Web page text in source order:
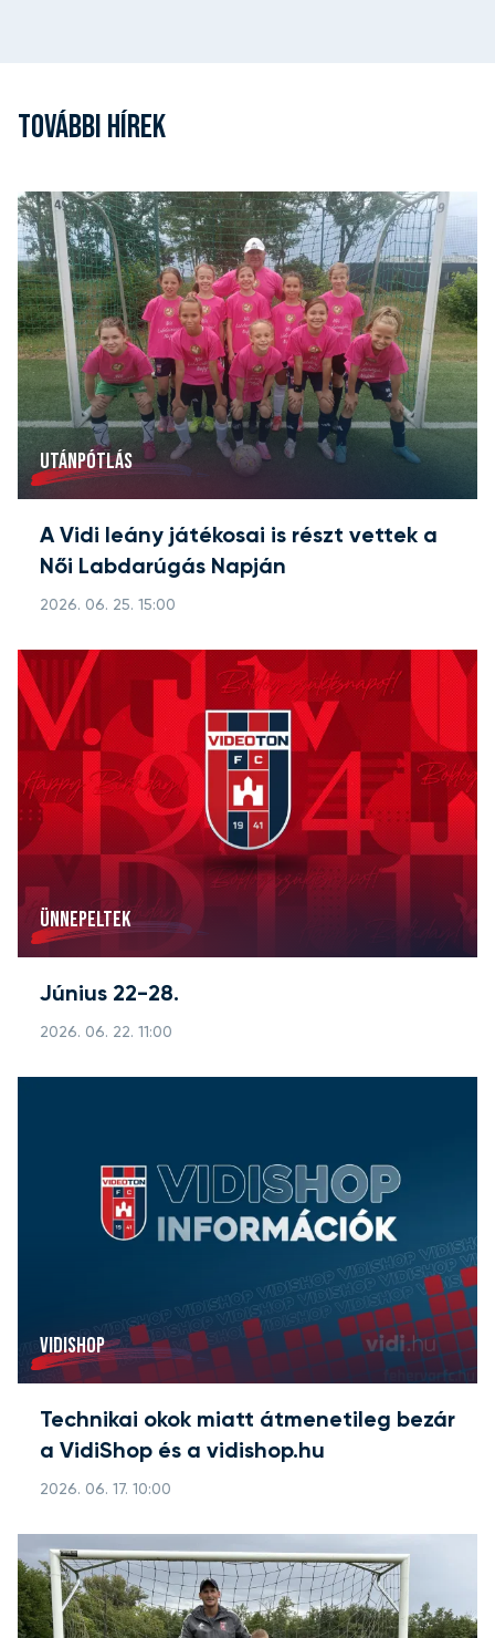
TOVÁBBI HÍREK
UTÁNPÓTLÁS
A Vidi leány játékosai is részt vettek a
Női Labdarúgás Napján
2026. 06. 25. 15:00
ÜNNEPELTEK
Június 22-28.
2026. 06. 22. 11:00
VIDISHOP
Technikai okok miatt átmenetileg bezár
a VidiShop és a vidishop.hu
2026. 06. 17. 10:00